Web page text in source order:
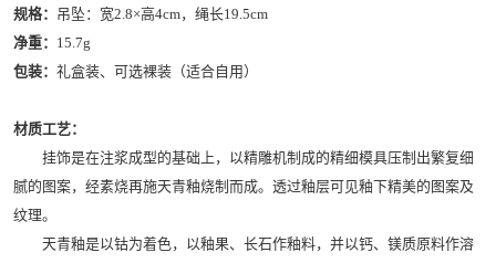
规格： 吊坠：宽2.8×高4cm，绳长19.5cm
净重： 15.7g
包装： 礼盒装、可选裸装（适合自用）
材质工艺：
挂饰是在注浆成型的基础上，以精雕机制成的精细模具压制出繁复细
腻的图案，经素烧再施天青釉烧制而成。透过釉层可见釉下精美的图案及
纹理。
天青釉是以钴为着色，以釉果、长石作釉料，并以钙、镁质原料作溶